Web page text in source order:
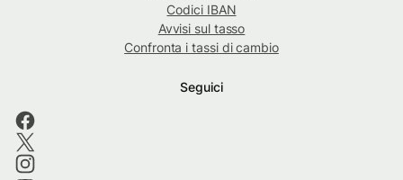
Codici IBAN
Avvisi sul tasso
Confronta i tassi di cambio
Seguici